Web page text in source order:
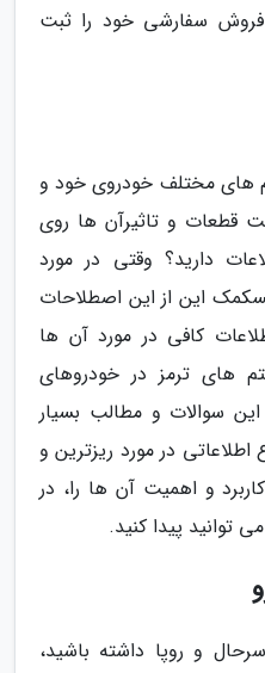
سفارشی خود را ثبت
های مختلف خودروی خود و
قطعات و تاثیرآن ها روی
دارید؟ وقتی در مورد
این از این اصطلاحات
کافی در مورد آن ها
های ترمز در خودروهای
سوالات و مطالب بسیار
در مورد ریزترین و
و اهمیت آن ها را، در
توانید پیدا کنید.
و روپا داشته باشید،